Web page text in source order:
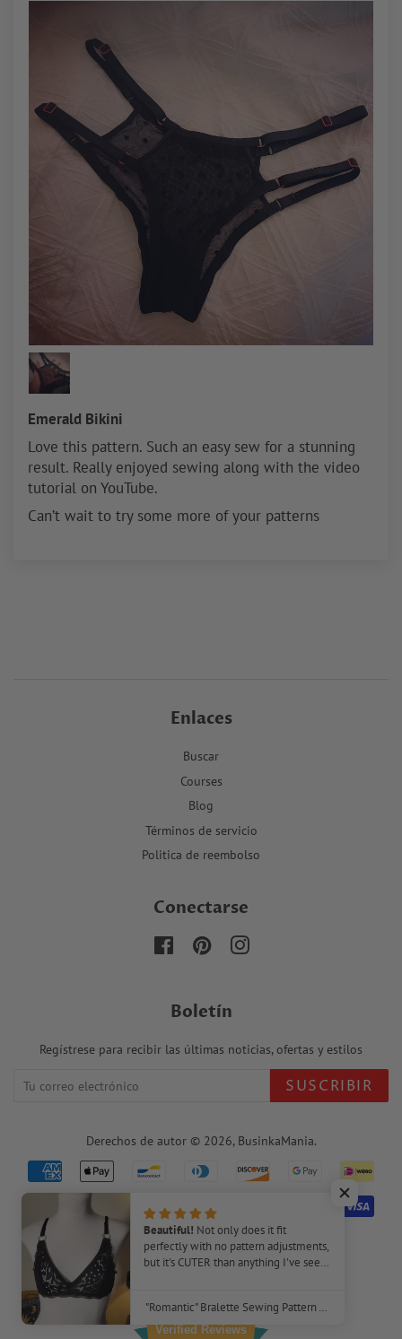
Emerald Bikini
Love this pattern. Such an easy sew for a stunning
result. Really enjoyed sewing along with the video
tutorial on YouTube.
Can’t wait to try some more of your patterns
Enlaces
Buscar
Courses
Blog
Términos de servicio
Politica de reembolso
Conectarse
FacebookPinterestInstagram
Boletín
Regístrese para recibir las últimas noticias, ofertas y estilos
SUSCRIBIR
Derechos de autor © 2026, BusinkaMania.
Iconos
pago
Verified Reviews
Beautiful! Not only does it fit
perfectly with no pattern adjustments,
but it's CUTER than anything I've seen
helpful, as I've never made a bra
before.
"Romantic" Bralette Sewing Pattern – Beginner-Friendly DIY Lingerie